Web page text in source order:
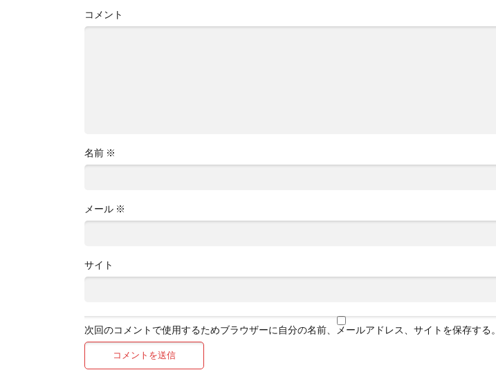
コメント
名前 ※
メール ※
サイト
次回のコメントで使用するためブラウザーに自分の名前、メールアドレス、サイトを保存する。